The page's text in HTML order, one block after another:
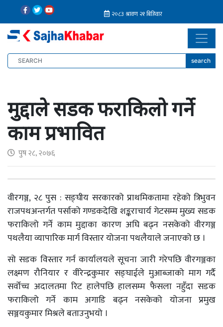
search
मुद्दाले सडक फराकिलो गर्ने
काम प्रभावित
पुष २८, २०७६
वीरगञ्ज, २८ पुस : सङ्घीय सरकारको प्राथमिकतामा रहेको त्रिभुवन
राजपथअन्तर्गत पर्साको गण्डकदेखि शङ्कराचार्य गेटसम्म मुख्य सडक
फराकिलो गर्ने काम मुद्दाका कारण अघि बढ्न नसकेको वीरगञ्ज
पथलैया व्यापारिक मार्ग विस्तार योजना पथलैयाले जनाएको छ ।
सो सडक विस्तार गर्न कार्यालयले सूचना जारी गरेपछि वीरगञ्जका
लक्ष्मण रौनियार र वीरेन्द्रकुमार सङ्घाईले मुआब्जाको माग गर्दै
सर्वोच्च अदालतमा रिट हालेपछि हालसम्म फैसला नहुँदा सडक
फराकिलो गर्ने काम अगाडि बढ्न नसकेको योजना प्रमुख
सञ्जयकुमार मिश्रले बताउनुभयो ।